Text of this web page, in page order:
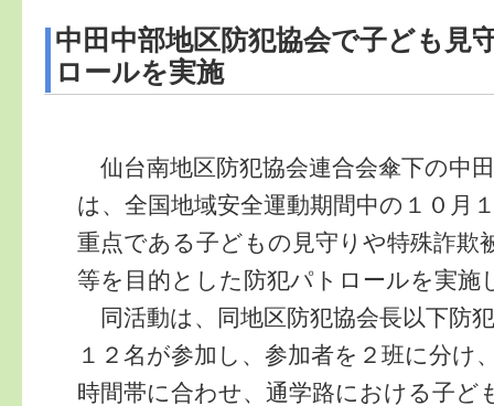
中田中部地区防犯協会で子ども見
ロールを実施
仙台南地区防犯協会連合会傘下の中
は、全国地域安全運動期間中の１０月
重点である子どもの見守りや特殊詐欺
等を目的とした防犯パトロールを実施
同活動は、同地区防犯協会長以下防
１２名が参加し、参加者を２班に分け
時間帯に合わせ、通学路における子ど